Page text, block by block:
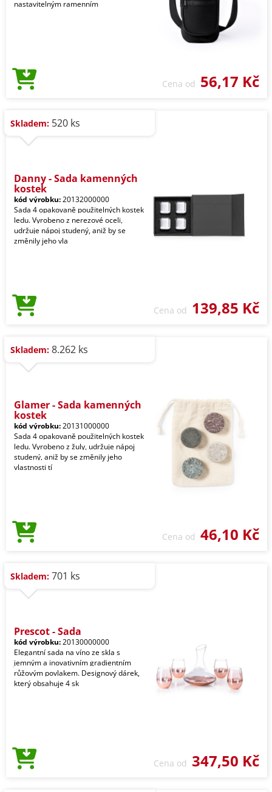
nastavitelným ramenním
Cena od 56,17 Kč
Skladem: 520 ks
Danny - Sada kamenných
kostek
kód výrobku:20132000000
Sada 4 opakovaně použitelných kostek
ledu. Vyrobeno z nerezové oceli,
udržuje nápoj studený, aniž by se
změnily jeho vla
Cena od 139,85 Kč
Skladem: 8.262 ks
Glamer - Sada kamenných
kostek
kód výrobku:20131000000
Sada 4 opakovaně použitelných kostek
ledu. Vyrobeno z žuly, udržuje nápoj
studený, aniž by se změnily jeho
vlastnosti tí
Cena od 46,10 Kč
Skladem: 701 ks
Prescot - Sada
kód výrobku:20130000000
Elegantní sada na víno ze skla s
jemným a inovativním gradientním
růžovým povlakem. Designový dárek,
který obsahuje 4 sk
Cena od 347,50 Kč